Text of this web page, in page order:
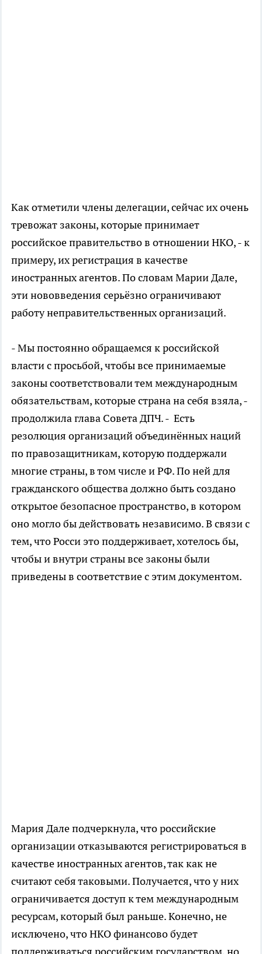
Как отметили члены делегации, сейчас их очень
тревожат законы, которые принимает
российское правительство в отношении НКО, - к
примеру, их регистрация в качестве
иностранных агентов. По словам Марии Дале,
эти нововведения серьёзно ограничивают
работу неправительственных организаций.
- Мы постоянно обращаемся к российской
власти с просьбой, чтобы все принимаемые
законы соответствовали тем международным
обязательствам, которые страна на себя взяла, -
продолжила глава Совета ДПЧ. - Есть
резолюция организаций объединённых наций
по правозащитникам, которую поддержали
многие страны, в том числе и РФ. По ней для
гражданского общества должно быть создано
открытое безопасное пространство, в котором
оно могло бы действовать независимо. В связи с
тем, что Росси это поддерживает, хотелось бы,
чтобы и внутри страны все законы были
приведены в соответствие с этим документом.
Мария Дале подчеркнула, что российские
организации отказываются регистрироваться в
качестве иностранных агентов, так как не
считают себя таковыми. Получается, что у них
ограничивается доступ к тем международным
ресурсам, который был раньше. Конечно, не
исключено, что НКО финансово будет
поддерживаться российским государством, но